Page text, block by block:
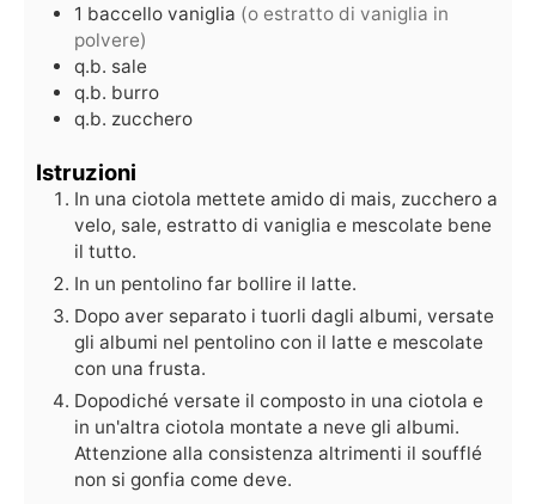
1 baccello vaniglia (o estratto di vaniglia in
polvere)
q.b. sale
q.b. burro
q.b. zucchero
Istruzioni
In una ciotola mettete amido di mais, zucchero a
velo, sale, estratto di vaniglia e mescolate bene
il tutto.
In un pentolino far bollire il latte.
Dopo aver separato i tuorli dagli albumi, versate
gli albumi nel pentolino con il latte e mescolate
con una frusta.
Dopodiché versate il composto in una ciotola e
in un'altra ciotola montate a neve gli albumi.
Attenzione alla consistenza altrimenti il soufflé
non si gonfia come deve.